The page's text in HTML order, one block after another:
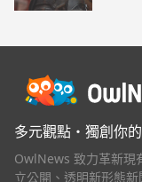
多元觀點・獨創你
OwlNews 致力革新現
立公開、透明新形態